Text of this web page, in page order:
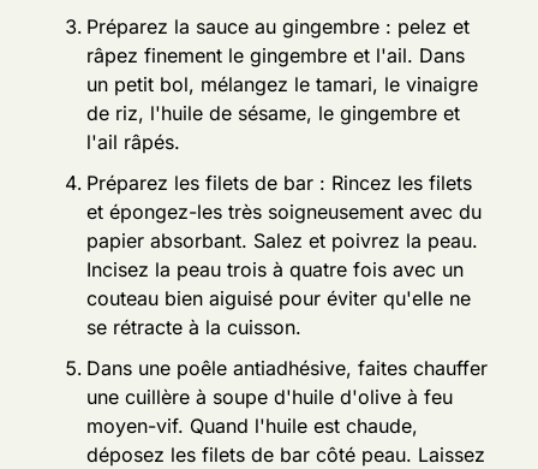
Préparez la sauce au gingembre : pelez et
râpez finement le gingembre et l'ail. Dans
un petit bol, mélangez le tamari, le vinaigre
de riz, l'huile de sésame, le gingembre et
l'ail râpés.
Préparez les filets de bar : Rincez les filets
et épongez-les très soigneusement avec du
papier absorbant. Salez et poivrez la peau.
Incisez la peau trois à quatre fois avec un
couteau bien aiguisé pour éviter qu'elle ne
se rétracte à la cuisson.
Dans une poêle antiadhésive, faites chauffer
une cuillère à soupe d'huile d'olive à feu
moyen-vif. Quand l'huile est chaude,
déposez les filets de bar côté peau. Laissez